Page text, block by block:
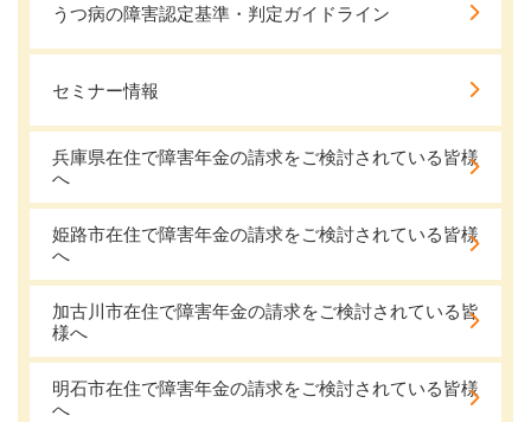
うつ病の障害認定基準・判定ガイドライン
セミナー情報
兵庫県在住で障害年金の請求をご検討されている皆様
へ
姫路市在住で障害年金の請求をご検討されている皆様
へ
加古川市在住で障害年金の請求をご検討されている皆
様へ
明石市在住で障害年金の請求をご検討されている皆様
へ